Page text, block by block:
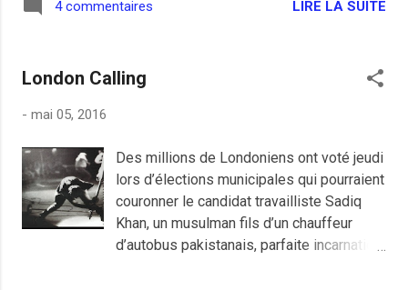
c'est ce que la presse nous offre depuis
peuplent ce pays et on ne s’étonnera plus
seul petit plaisir que me procure son
élection est qu'il doit bien emmerder les
stressés du cul affolés par le grand
remplacement. Quatre jours de soleil, de
plage, de bouffe, d'apéros, de vélo (parce
4 commentaires LIRE LA SUITE
London Calling
- mai 05, 2016
Des millions de Londoniens ont voté jeudi
lors d’élections municipales qui pourraient
couronner le candidat travailliste Sadiq
Khan, un musulman fils d’un chauffeur
d’autobus pakistanais, parfaite incarnation